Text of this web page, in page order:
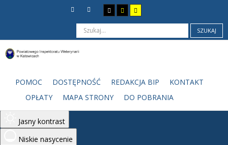
Monochromatyczny
Ciemny kontrast
Jasny kontrast
Niskie nasycenie
SZUKAJ
POMOC DOSTĘPNOŚĆ REDAKCJA BIP
KONTAKT
OPŁATY
MAPA STRONY DO POBRANIA